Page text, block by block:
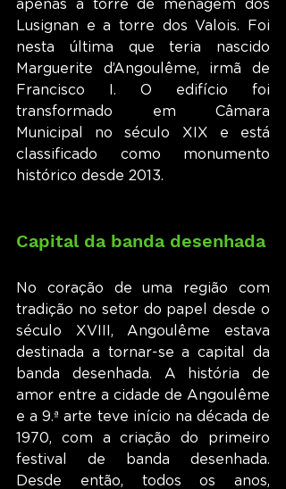
apenas a torre de menagem dos
Lusignan e a torre dos Valois. Foi
nesta última que teria nascido
Marguerite d’Angoulême, irmã de
Francisco I. O edifício foi
transformado em Câmara
Municipal no século XIX e está
classificado como monumento
histórico desde 2013.
Capital da banda desenhada
No coração de uma região com
tradição no setor do papel desde o
século XVIII, Angoulême estava
destinada a tornar-se a capital da
banda desenhada. A história de
amor entre a cidade de Angoulême
e a 9.ª arte teve início na década de
1970, com a criação do primeiro
festival de banda desenhada.
Desde então, todos os anos,